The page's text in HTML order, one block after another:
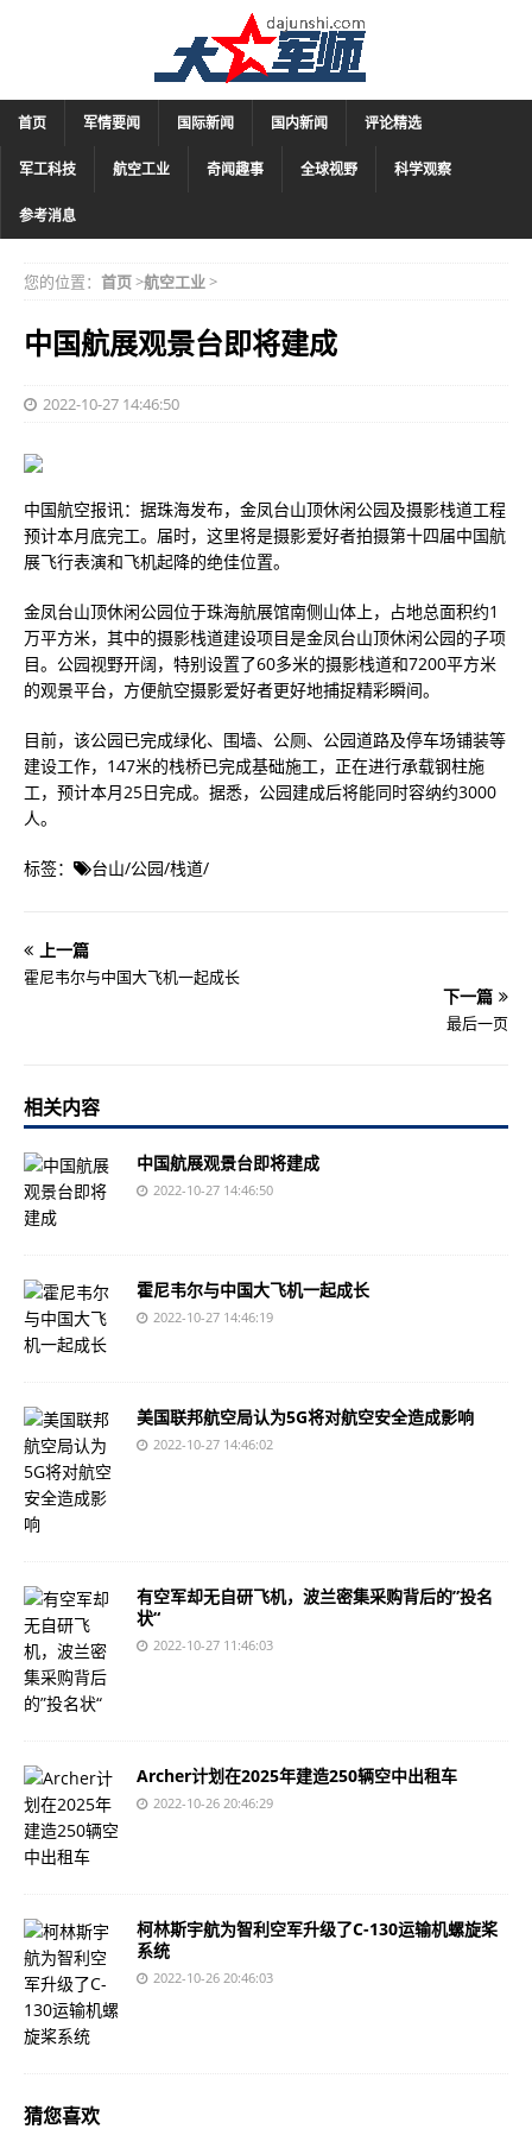
首页 军情要闻 国际新闻 国内新闻 评论精选
军工科技 航空工业 奇闻趣事 全球视野 科学观察
参考消息
您的位置： 首页>航空工业>
中国航展观景台即将建成
2022-10-27 14:46:50
中国航空报讯：据珠海发布，金凤台山顶休闲公园及摄影栈道工程
预计本月底完工。届时，这里将是摄影爱好者拍摄第十四届中国航
展飞行表演和飞机起降的绝佳位置。
金凤台山顶休闲公园位于珠海航展馆南侧山体上，占地总面积约1
万平方米，其中的摄影栈道建设项目是金凤台山顶休闲公园的子项
目。公园视野开阔，特别设置了60多米的摄影栈道和7200平方米
的观景平台，方便航空摄影爱好者更好地捕捉精彩瞬间。
目前，该公园已完成绿化、围墙、公厕、公园道路及停车场铺装等
建设工作，147米的栈桥已完成基础施工，正在进行承载钢柱施
工，预计本月25日完成。据悉，公园建成后将能同时容纳约3000
人。
标签： 台山/公园/栈道/
上一篇
霍尼韦尔与中国大飞机一起成长
下一篇
最后一页
相关内容
中国航展观景台即将建成
2022-10-27 14:46:50
霍尼韦尔与中国大飞机一起成长
2022-10-27 14:46:19
美国联邦航空局认为5G将对航空安全造成影响
2022-10-27 14:46:02
有空军却无自研飞机，波兰密集采购背后的”投名
状“
2022-10-27 11:46:03
Archer计划在2025年建造250辆空中出租车
2022-10-26 20:46:29
柯林斯宇航为智利空军升级了C-130运输机螺旋桨
系统
2022-10-26 20:46:03
猜您喜欢